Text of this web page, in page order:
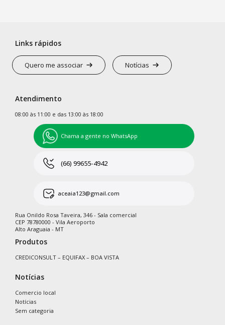
Links rápidos
Quero me associar Notícias
Atendimento
08:00 às 11:00 e das 13:00 às 18:00
Chama a gente no WhatsApp
(66) 99655-4942
aceaia123@gmail.com
Rua Onildo Rosa Taveira, 346 - Sala comercial
CEP 78780000 - Vila Aeroporto
Alto Araguaia - MT
Produtos
CREDICONSULT – EQUIFAX – BOA VISTA
Notícias
Comercio local
Notícias
Sem categoria